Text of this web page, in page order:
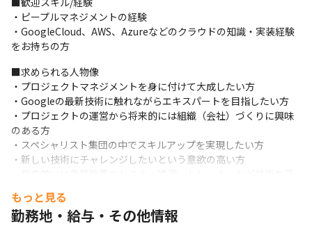
・ピープルマネジメントの経験
・GoogleCloud、AWS、Azureなどのクラウドの知識・実装経験
をお持ちの方
■求められる人物像
・プロジェクトマネジメントを身に付けて大成したい方
・Googleの最新技術に触れながらエキスパートを目指したい方
・プロジェクトの運営から将来的には組織（会社）づくりに興味
のある方
・スペシャリスト集団の中でスキルアップを実現したい方
・新しい技術にチャレンジしたいという意欲の高い方
もっと見る
勤務地・給与・その他情報